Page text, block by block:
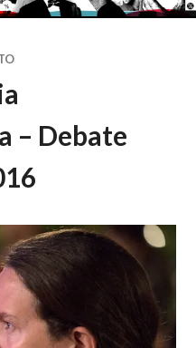
– Debate